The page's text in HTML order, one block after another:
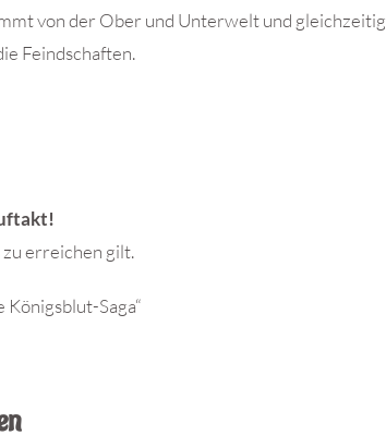
von der Ober und Unterwelt und gleichzeitig
Feindschaften.
erreichen gilt.
Saga“